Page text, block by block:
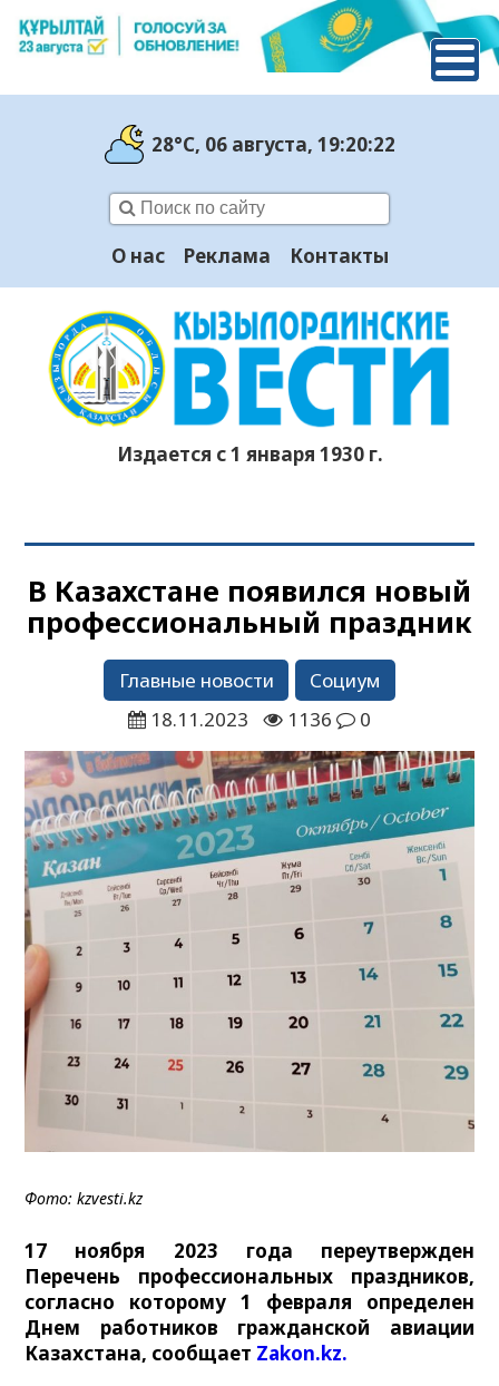
28°C, 06 августа, 19:20:23
О нас Реклама Контакты
Издается с 1 января 1930 г.
В Казахстане появился новый
профессиональный праздник
Главные новости
Социум
18.11.2023
1136 0
Фото: kzvesti.kz
17 ноября 2023 года переутвержден
Перечень профессиональных праздников,
согласно которому 1 февраля определен
Днем работников гражданской авиации
Казахстана, сообщает Zakon.kz.